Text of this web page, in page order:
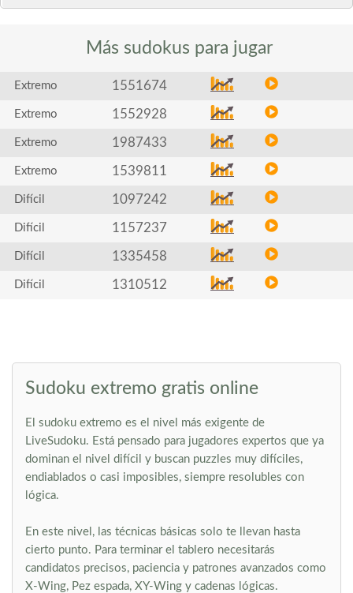
Más sudokus para jugar
Extremo 1551674
Extremo 1552928
Extremo 1987433
Extremo 1539811
Difícil 1097242
Difícil 1157237
Difícil 1335458
Difícil 1310512
Sudoku extremo gratis online
El sudoku extremo es el nivel más exigente de
LiveSudoku. Está pensado para jugadores expertos que ya
dominan el nivel difícil y buscan puzzles muy difíciles,
endiablados o casi imposibles, siempre resolubles con
lógica.
En este nivel, las técnicas básicas solo te llevan hasta
cierto punto. Para terminar el tablero necesitarás
candidatos precisos, paciencia y patrones avanzados como
X-Wing, Pez espada, XY-Wing y cadenas lógicas.